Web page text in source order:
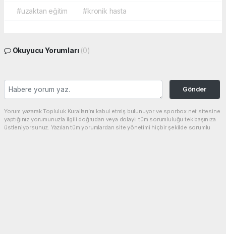
#uzaktan eğitim #kronik hasta
Okuyucu Yorumları (0)
Gönder
Yorum yazarak Topluluk Kuralları’nı kabul etmiş bulunuyor ve sporbox.net sitesine
yaptığınız yorumunuzla ilgili doğrudan veya dolaylı tüm sorumluluğu tek başınıza
üstleniyorsunuz. Yazılan tüm yorumlardan site yönetimi hiçbir şekilde sorumlu